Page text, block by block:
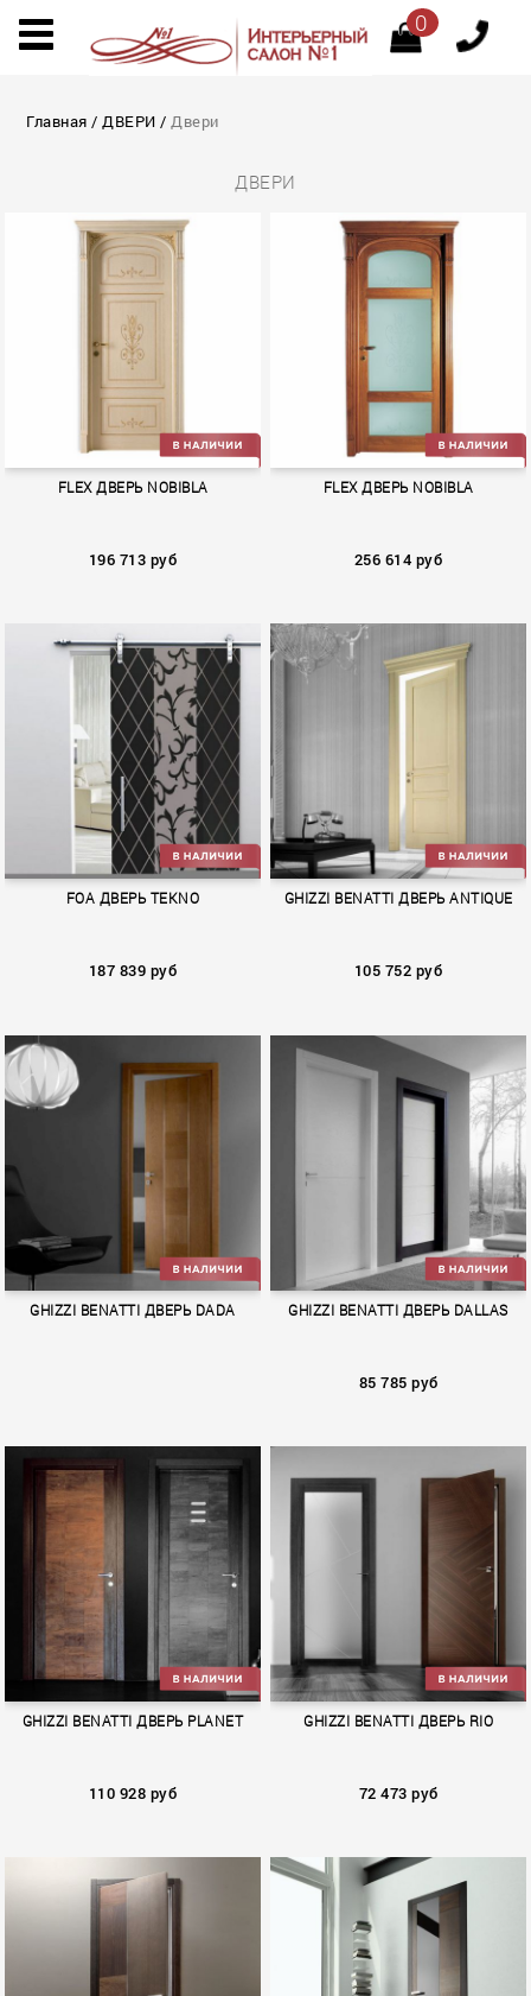
0
Главная / ДВЕРИ / Двеpи
ДВЕPИ
NOBIBLA
FLEX ДВЕРЬ NOBIBLA
196 713 руб
FLEX ДВЕРЬ NOBIBLA
256 614 руб
FOA ДВЕРЬ TEKNO
187 839 руб
GHIZZI BENATTI ДВЕРЬ ANTIQUE
105 752 руб
DADA
GHIZZI BENATTI ДВЕРЬ DADA GHIZZI BENATTI ДВЕРЬ DALLAS
85 785 руб
PLANET
GHIZZI BENATTI ДВЕРЬ PLANET
110 928 руб
RIO
GHIZZI BENATTI ДВЕРЬ RIO
72 473 руб